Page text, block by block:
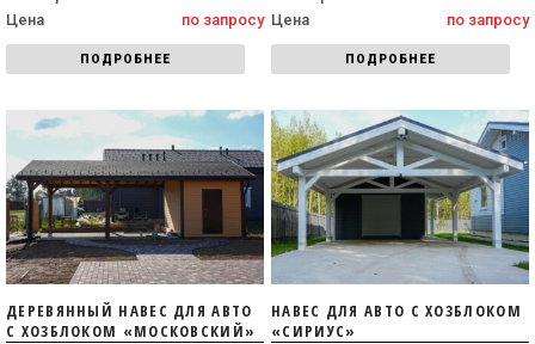
Цена
по запросу
ПОДРОБНЕЕ
Цена
по запросу
ПОДРОБНЕЕ
ДЕРЕВЯННЫЙ НАВЕС ДЛЯ АВТО
С ХОЗБЛОКОМ «МОСКОВСКИЙ»
НАВЕС ДЛЯ АВТО С ХОЗБЛОКОМ
«СИРИУС»